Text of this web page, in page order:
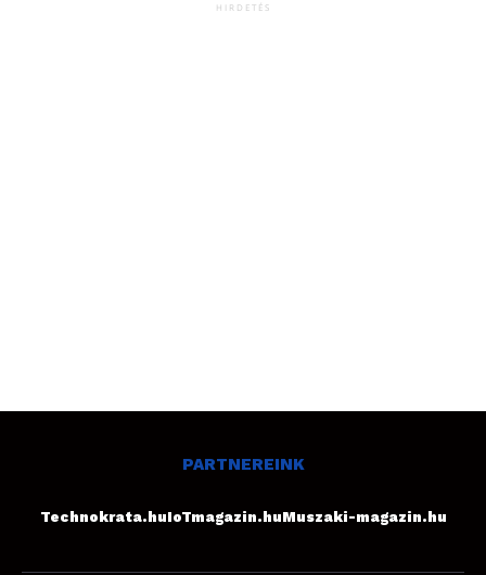
HIRDETÉS
PARTNEREINK
Technokrata.huIoTmagazin.huMuszaki-magazin.hu